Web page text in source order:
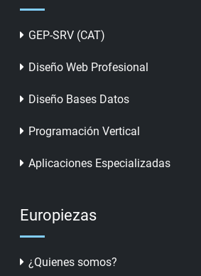
GEP-SRV (CAT)
Diseño Web Profesional
Diseño Bases Datos
Programación Vertical
Aplicaciones Especializadas
Europiezas
¿Quienes somos?